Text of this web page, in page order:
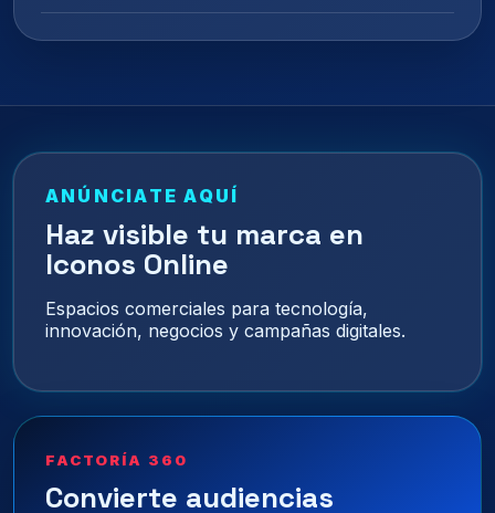
ANÚNCIATE AQUÍ
Haz visible tu marca en
Iconos Online
Espacios comerciales para tecnología,
innovación, negocios y campañas digitales.
FACTORÍA 360
Convierte audiencias